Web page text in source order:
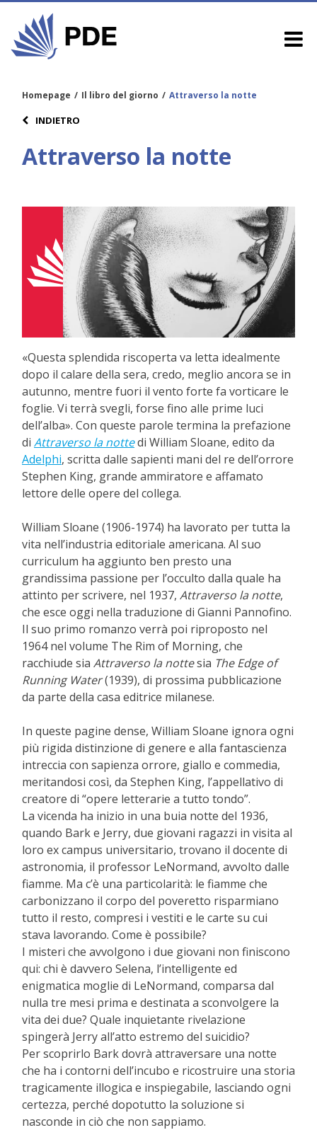
Homepage / Il libro del giorno / Attraverso la notte
INDIETRO
Attraverso la notte
«Questa splendida riscoperta va letta idealmente
dopo il calare della sera, credo, meglio ancora se in
autunno, mentre fuori il vento forte fa vorticare le
foglie. Vi terrà svegli, forse fino alle prime luci
dell’alba». Con queste parole termina la prefazione
di Attraverso la nottedi William Sloane, edito da
Adelphi, scritta dalle sapienti mani del re dell’orrore
Stephen King, grande ammiratore e affamato
lettore delle opere del collega.
William Sloane (1906-1974) ha lavorato per tutta la
vita nell’industria editoriale americana. Al suo
curriculum ha aggiunto ben presto una
grandissima passione per l’occulto dalla quale ha
attinto per scrivere, nel 1937, Attraverso la notte,
che esce oggi nella traduzione di Gianni Pannofino.
Il suo primo romanzo verrà poi riproposto nel
1964 nel volume The Rim of Morning, che
racchiude sia Attraverso la nottesia The Edge of
Running Water(1939), di prossima pubblicazione
da parte della casa editrice milanese.
In queste pagine dense, William Sloane ignora ogni
più rigida distinzione di genere e alla fantascienza
intreccia con sapienza orrore, giallo e commedia,
meritandosi così, da Stephen King, l’appellativo di
creatore di “opere letterarie a tutto tondo”.
La vicenda ha inizio in una buia notte del 1936,
quando Bark e Jerry, due giovani ragazzi in visita al
loro ex campus universitario, trovano il docente di
astronomia, il professor LeNormand, avvolto dalle
fiamme. Ma c’è una particolarità: le fiamme che
carbonizzano il corpo del poveretto risparmiano
tutto il resto, compresi i vestiti e le carte su cui
stava lavorando. Come è possibile?
I misteri che avvolgono i due giovani non finiscono
qui: chi è davvero Selena, l’intelligente ed
enigmatica moglie di LeNormand, comparsa dal
nulla tre mesi prima e destinata a sconvolgere la
vita dei due? Quale inquietante rivelazione
spingerà Jerry all’atto estremo del suicidio?
Per scoprirlo Bark dovrà attraversare una notte
che ha i contorni dell’incubo e ricostruire una storia
tragicamente illogica e inspiegabile, lasciando ogni
certezza, perché dopotutto la soluzione si
nasconde in ciò che non sappiamo.